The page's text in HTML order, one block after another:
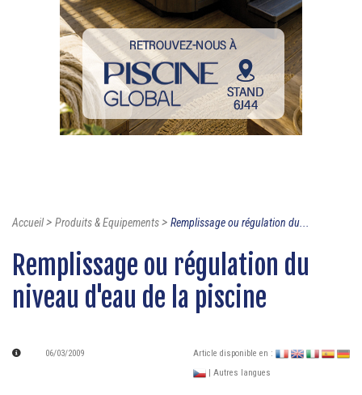
Accueil> Produits & Equipements> Remplissage ou régulation du...
Remplissage ou régulation du
niveau d'eau de la piscine
06/03/2009
Article disponible en :
| Autres langues